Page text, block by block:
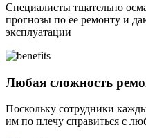
Специалисты тщательно
прогнозы по ее ремонту и
эксплуатации
Любая сложность
Поскольку сотрудники
им по плечу справиться с